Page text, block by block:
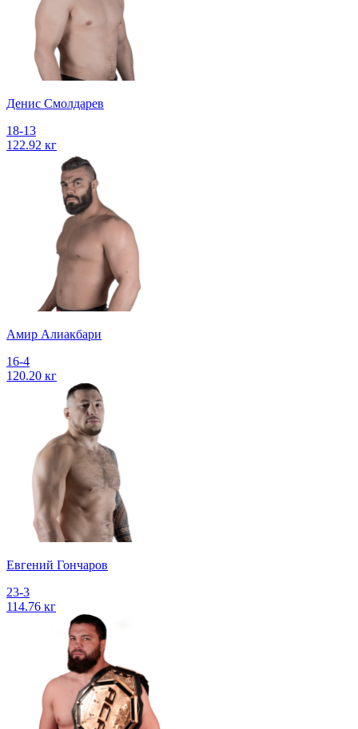
Денис Смолдарев
18-13
122.92 кг
Амир Алиакбари
16-4
120.20 кг
Евгений Гончаров
23-3
114.76 кг